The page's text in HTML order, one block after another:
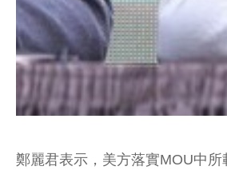
鄭麗君表示，美方落實MOU中